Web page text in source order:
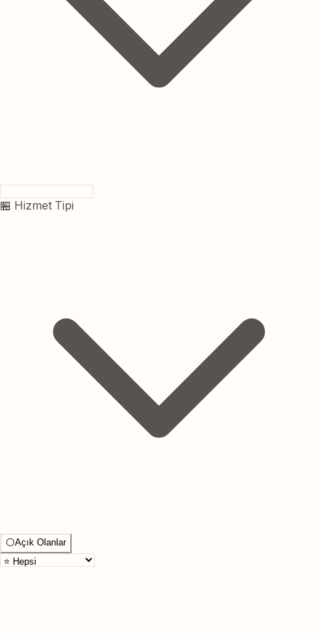
🏪 Hizmet Tipi
⚪Açık Olanlar